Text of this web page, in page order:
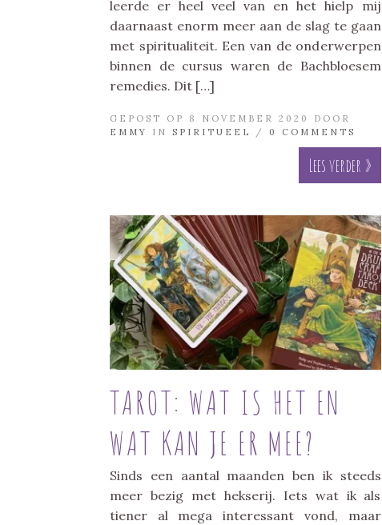
leerde er heel veel van en het hielp mij
daarnaast enorm meer aan de slag te gaan
met spiritualiteit. Een van de onderwerpen
binnen de cursus waren de Bachbloesem
remedies. Dit […]
GEPOST OP 8 NOVEMBER 2020 DOOR
EMMY
IN SPIRITUEEL / 0 COMMENTS
Lees verder »
TAROT: WAT IS HET EN
WAT KAN JE ER MEE?
Sinds een aantal maanden ben ik steeds
meer bezig met hekserij. Iets wat ik als
tiener al mega interessant vond, maar